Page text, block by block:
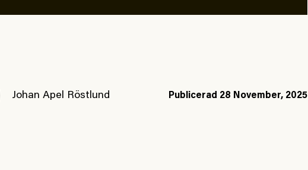
Johan Apel Röstlund Publicerad 28 November, 2025